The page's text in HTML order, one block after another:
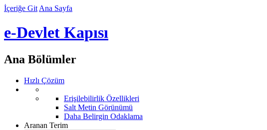
İçeriğe Git Ana Sayfa
e-Devlet Kapısı
Ana Bölümler
Hızlı Çözüm
Erişilebilirlik Özellikleri
Salt Metin Görünümü
Daha Belirgin Odaklama
Aranan Terim